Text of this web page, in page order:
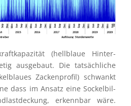
(hellblaue Hinter­
ausge­baut. Die tatsäch­li­che
Zacken­pro­fil) schwankt
dass im Ansatz eine Sockel­bil­
erkenn­bar wäre.